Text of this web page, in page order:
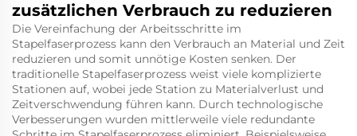
zusätzlichen Verbrauch zu reduzieren
Die Vereinfachung der Arbeitsschritte im
Stapelfaserprozess kann den Verbrauch an Material und Zeit
reduzieren und somit unnötige Kosten senken. Der
traditionelle Stapelfaserprozess weist viele komplizierte
Stationen auf, wobei jede Station zu Materialverlust und
Zeitverschwendung führen kann. Durch technologische
Verbesserungen wurden mittlerweile viele redundante